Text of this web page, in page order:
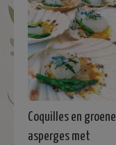
Coquilles en groene
asperges met